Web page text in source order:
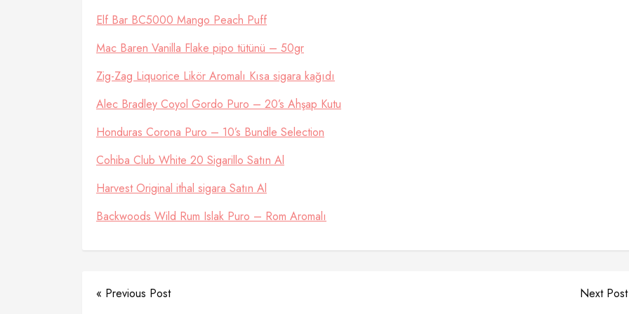
Elf Bar BC5000 Mango Peach Puff
Mac Baren Vanilla Flake pipo tütünü – 50gr
Zig-Zag Liquorice Likör Aromalı Kısa sigara kağıdı
Alec Bradley Coyol Gordo Puro – 20’s Ahşap Kutu
Honduras Corona Puro – 10’s Bundle Selection
Cohiba Club White 20 Sigarillo Satın Al
Harvest Original ithal sigara Satın Al
Backwoods Wild Rum Islak Puro – Rom Aromalı
« Previous Post Next